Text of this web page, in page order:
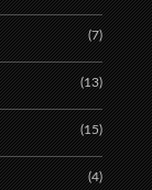
(7)
(13)
(15)
(4)